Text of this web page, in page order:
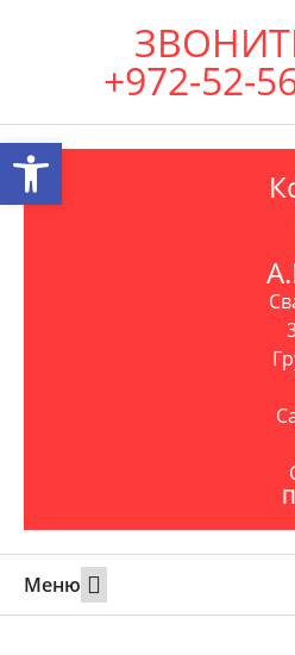
+972-52-
Меню
Открыть панель инструментов